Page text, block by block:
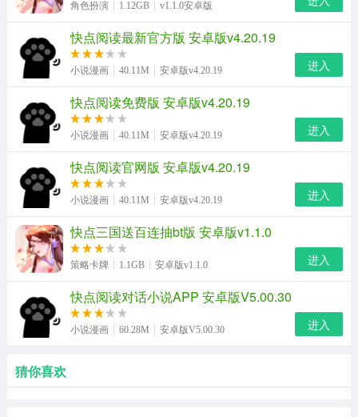
角色扮演 1.12GB v1.1.0安卓版
快点阅读最新官方版 安卓版v4.20.19
小说漫画 40.11M 安卓版v4.20.19 进入
快点阅读免费版 安卓版v4.20.19
小说漫画 40.11M 安卓版v4.20.19 进入
快点阅读官网版 安卓版v4.20.19
小说漫画 40.11M 安卓版v4.20.19 进入
快点三国送百连抽bt版 安卓版v1.1.0
策略卡牌 1.1GB 安卓版v1.1.0 进入
快点阅读对话小说APP 安卓版V5.00.30
小说漫画 60.28M 安卓版V5.00.30 进入
猜你喜欢